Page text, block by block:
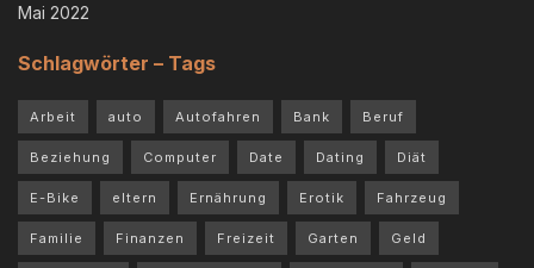
Mai 2022
Schlagwörter – Tags
Arbeit auto Autofahren Bank Beruf
Beziehung Computer Date Dating Diät
E-Bike eltern Ernährung Erotik Fahrzeug
Familie Finanzen Freizeit Garten Geld